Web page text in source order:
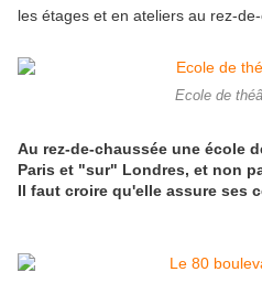
les étages et en ateliers au rez-
Ecole de
Au rez-de-chaussée une école
Paris et "sur" Londres, et non
Il faut croire qu'elle assure ses